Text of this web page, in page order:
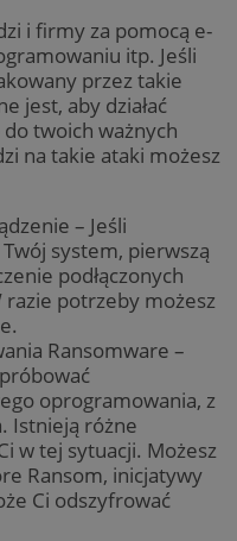
i firmy za pomocą e-
itp. Jeśli
przez takie
jest, aby działać
twoich ważnych
na takie ataki możesz
– Jeśli
system, pierwszą
podłączonych
potrzeby możesz
Ransomware –
oprogramowania, z
Istnieją różne
w tej sytuacji. Możesz
Ransom, inicjatywy
Ci odszyfrować